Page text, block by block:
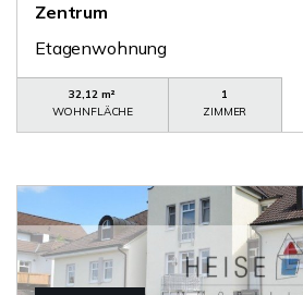
Zentrum
Etagenwohnung
32,12 m²
WOHNFLÄCHE
1
ZIMMER